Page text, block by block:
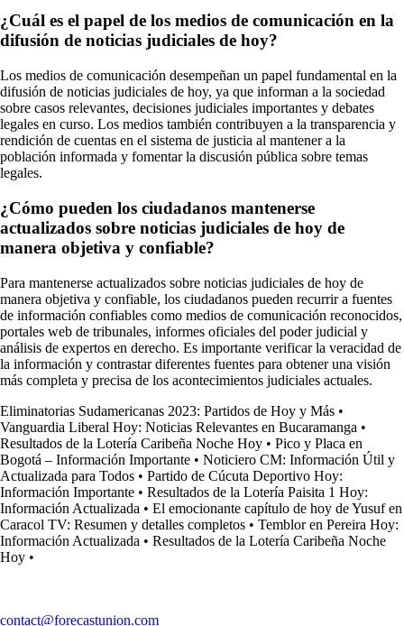
¿Cuál es el papel de los medios de comunicación en la
difusión de noticias judiciales de hoy?
Los medios de comunicación desempeñan un papel fundamental en la
difusión de noticias judiciales de hoy, ya que informan a la sociedad
sobre casos relevantes, decisiones judiciales importantes y debates
legales en curso. Los medios también contribuyen a la transparencia y
rendición de cuentas en el sistema de justicia al mantener a la
población informada y fomentar la discusión pública sobre temas
legales.
¿Cómo pueden los ciudadanos mantenerse
actualizados sobre noticias judiciales de hoy de
manera objetiva y confiable?
Para mantenerse actualizados sobre noticias judiciales de hoy de
manera objetiva y confiable, los ciudadanos pueden recurrir a fuentes
de información confiables como medios de comunicación reconocidos,
portales web de tribunales, informes oficiales del poder judicial y
análisis de expertos en derecho. Es importante verificar la veracidad de
la información y contrastar diferentes fuentes para obtener una visión
más completa y precisa de los acontecimientos judiciales actuales.
Eliminatorias Sudamericanas 2023: Partidos de Hoy y Más •
Vanguardia Liberal Hoy: Noticias Relevantes en Bucaramanga •
Resultados de la Lotería Caribeña Noche Hoy • Pico y Placa en
Bogotá – Información Importante • Noticiero CM: Información Útil y
Actualizada para Todos • Partido de Cúcuta Deportivo Hoy:
Información Importante • Resultados de la Lotería Paisita 1 Hoy:
Información Actualizada • El emocionante capítulo de hoy de Yusuf en
Caracol TV: Resumen y detalles completos • Temblor en Pereira Hoy:
Información Actualizada • Resultados de la Lotería Caribeña Noche
Hoy •
contact@forecastunion.com